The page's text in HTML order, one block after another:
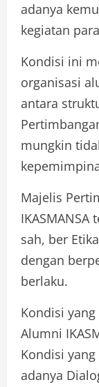
adanya
kegiatan
Kondisi ini
organisasi
antara
mungkin
Majelis
sah, ber
dengan
berlaku.
Kondisi
Alumni
Kondisi
adanya